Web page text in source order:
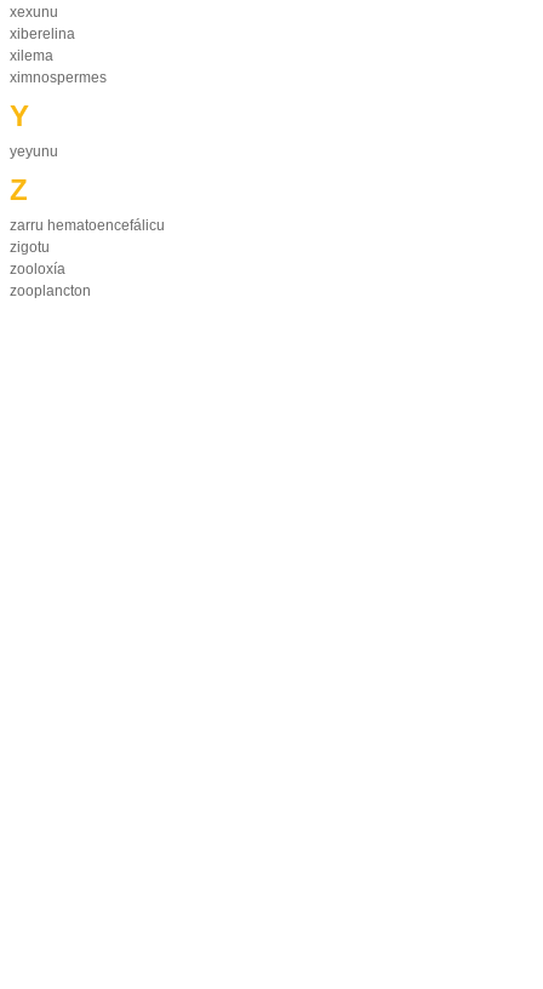
xexunu
xiberelina
xilema
ximnospermes
Y
yeyunu
Z
zarru hematoencefálicu
zigotu
zooloxía
zooplancton